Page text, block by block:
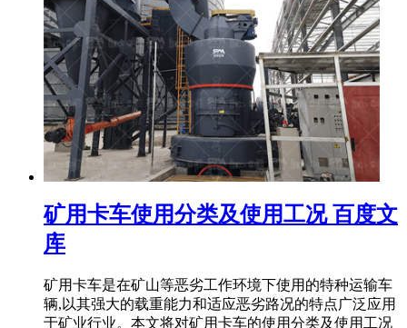
矿用卡车使用分类及使用工况 百度文
库
矿用卡车是在矿山等恶劣工作环境下使用的特种运输车
辆,以其强大的载重能力和适应恶劣路况的特点广泛应用
于矿业行业。本文将对矿用卡车的使用分类及使用工况